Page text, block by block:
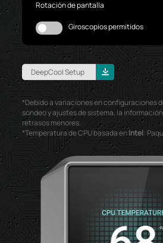
Rotación de pantalla
Giroscopios permitidos
DeepCool Setup
*Debido a variaciones en configuraciones
sondeo y ajustes de sistema, la
retrasos menores.
*Temperatura de CPU basada enIntel: